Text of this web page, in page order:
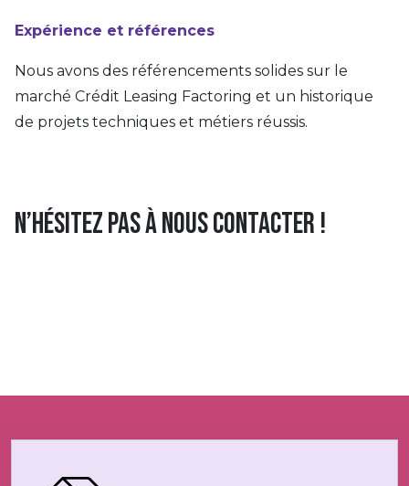
Expérience et références
Nous avons des référencements solides sur le
marché Crédit Leasing Factoring et un historique
de projets techniques et métiers réussis.
N’hésitez pas à nous contacter !